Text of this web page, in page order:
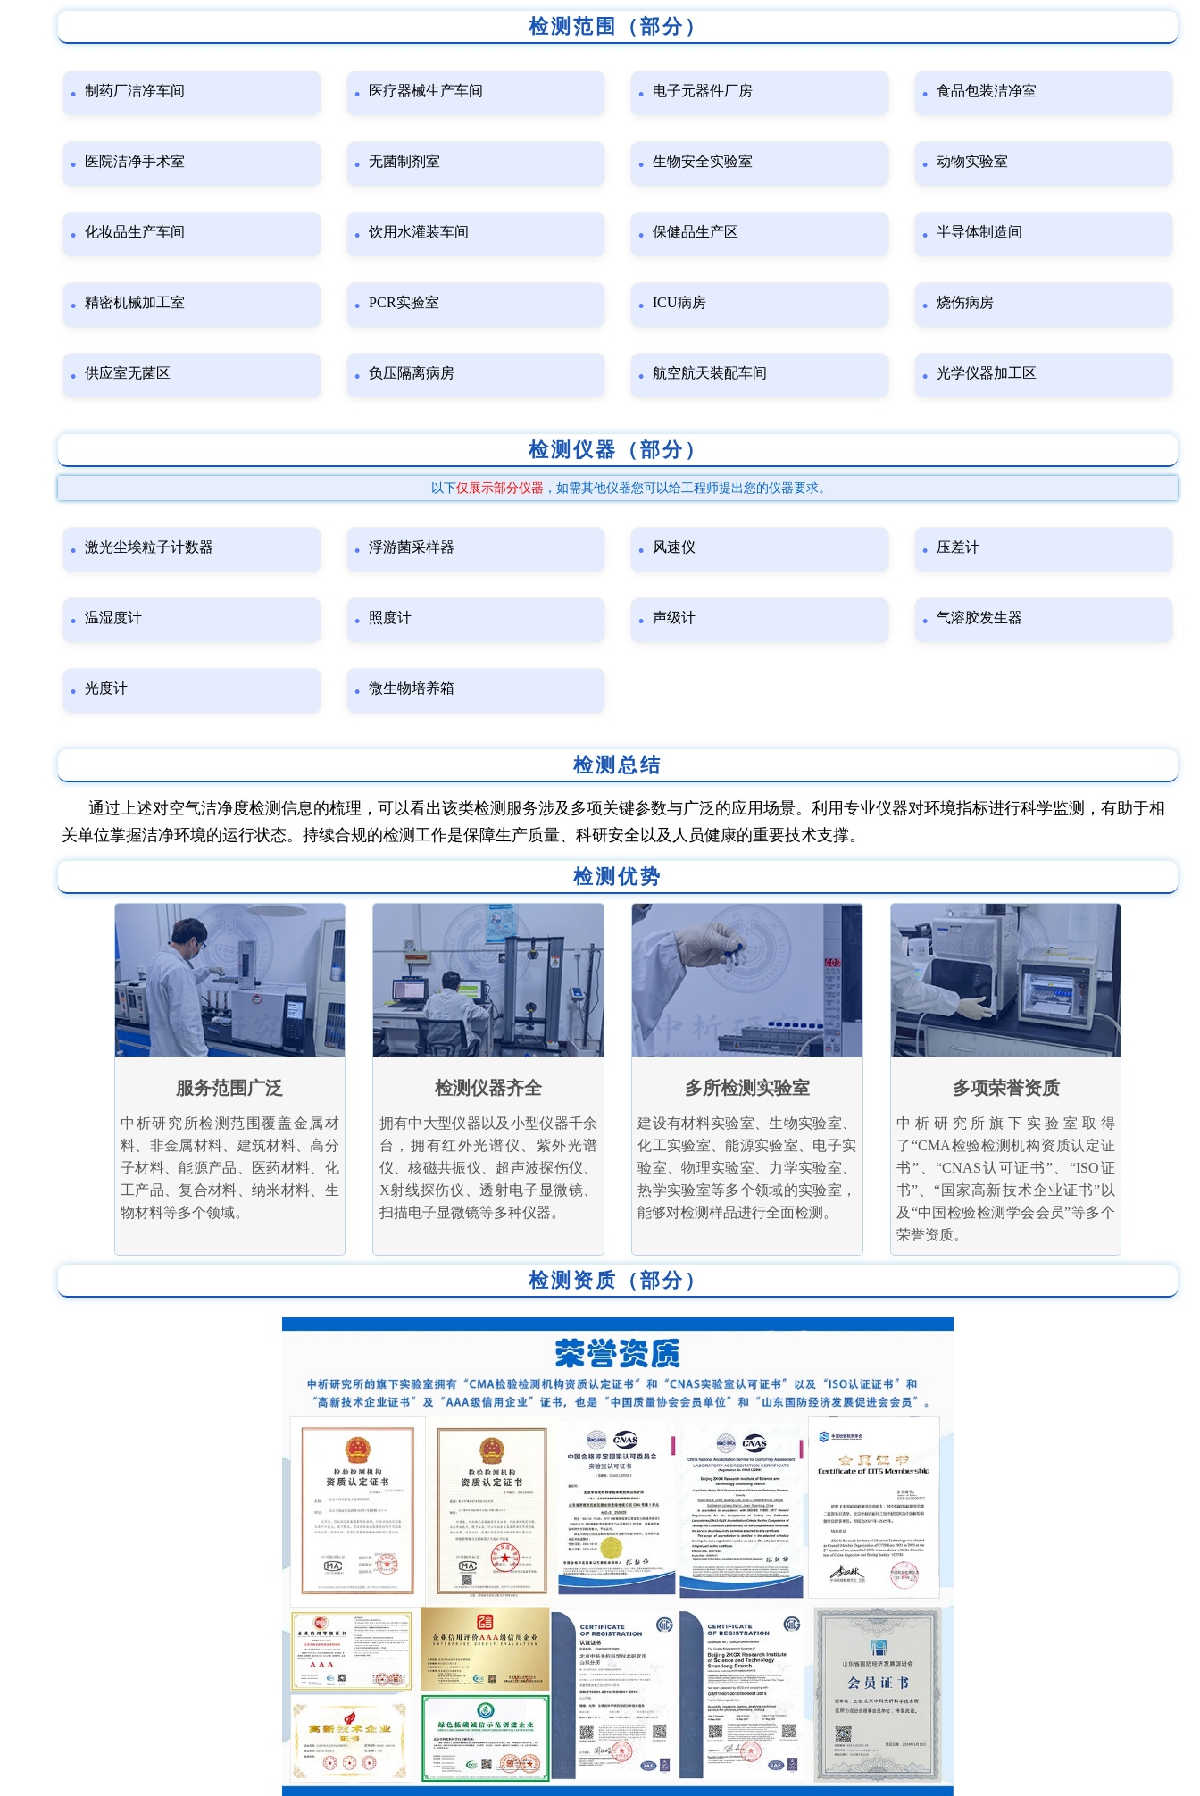
检测范围（部分）
制药厂洁净车间 医疗器械生产车间 电子元器件厂房 食品包装洁净室
医院洁净手术室 无菌制剂室 生物安全实验室 动物实验室
化妆品生产车间 饮用水灌装车间 保健品生产区 半导体制造间
精密机械加工室 PCR实验室 ICU病房 烧伤病房
供应室无菌区 负压隔离病房 航空航天装配车间 光学仪器加工区
检测仪器（部分）
以下仅展示部分仪器 ，如需其他仪器您可以给工程师提出您的仪器要求。
激光尘埃粒子计数器 浮游菌采样器 风速仪 压差计
温湿度计 照度计 声级计 气溶胶发生器
光度计 微生物培养箱
检测总结
通过上述对空气洁净度检测信息的梳理，可以看出该类检测服务涉及多项关键参数与广泛的应用场景。利用专业仪器对环境指标进行科学监测，有助于相
关单位掌握洁净环境的运行状态。持续合规的检测工作是保障生产质量、科研安全以及人员健康的重要技术支撑。
检测优势
服务范围广泛
中析研究所检测范围覆盖金属材
料、非金属材料、建筑材料、高分
子材料、能源产品、医药材料、化
工产品、复合材料、纳米材料、生
物材料等多个领域。
检测仪器齐全
拥有中大型仪器以及小型仪器千余
台，拥有红外光谱仪、紫外光谱
仪、核磁共振仪、超声波探伤仪、
X射线探伤仪、透射电子显微镜、
扫描电子显微镜等多种仪器。
多所检测实验室
建设有材料实验室、生物实验室、
化工实验室、能源实验室、电子实
验室、物理实验室、力学实验室、
热学实验室等多个领域的实验室，
能够对检测样品进行全面检测。
多项荣誉资质
中析研究所旗下实验室取得
了“CMA检验检测机构资质认定证
书”、“CNAS认可证书”、“ISO证
书”、“国家高新技术企业证书”以
及“中国检验检测学会会员”等多个
荣誉资质。
检测资质（部分）